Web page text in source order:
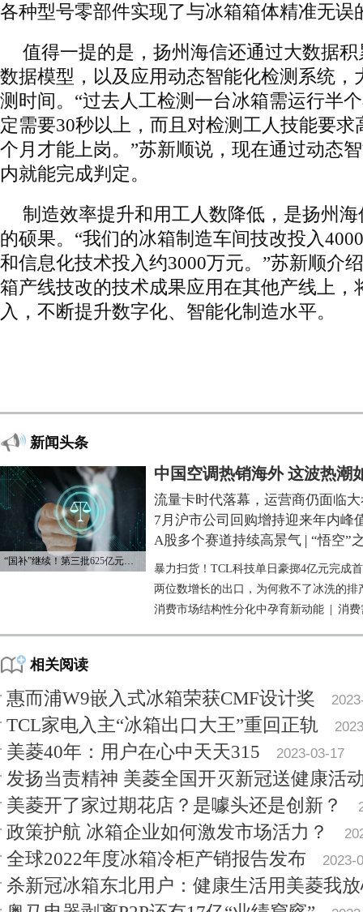
各种型号零部件实现了与冰箱箱体精准无误
值得一提的是，扬州海信还通过大数据
数据模型，以及应用动态智能化检测系统，
测时间。“过去人工检测一台冰箱需运行半
定需要30秒以上，而且对检测工人技能要
个月才能上岗。”苏新顺说，现在通过动态
内就能完成判定。
制造效率提升和用工人数降低，是扬州
的硕果。“我们的冰箱制造车间技改投入
和信息化技术投入约3000万元。”苏新顺介
箱产线技改的技术成果应用在其他产线上，
入，不断提升数字化、智能化制造水平。
新闻头条
“国补”继续！第三批625亿元资金已下达
中国空调热销海外 这波热潮
流量卡时代落幕，运营商仍面临
7月沪市公司回购增持迎来年内峰
A股多个赛道持续高景气 | “悟空”
暴力扫货！TCL科技单日豪掷4亿元完成
两位数增长的出口，为何救不了冰洗的排
消费市场结构性分化中孕育新动能
消费
相关阅读
惠而浦W9嵌入式冰箱荣获CMF设计奖
TCL家电入主“冰箱出口大王”重回正轨
美菱40年：用户在心中天天315 2023-03-17
发扬当责精神 美菱全国开灭新冠送健康活
美菱开了家过期花店？是噱头还是创新？
政策护航 冰箱企业如何激发市场活力？
全球2022年度冰箱冷柜产销报告发布 2023-
杀新冠冰箱东北用户：健康生活用美菱我